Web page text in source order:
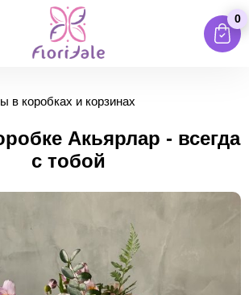
0
в коробках и корзинах
Акьярлар - всегда
с тобой